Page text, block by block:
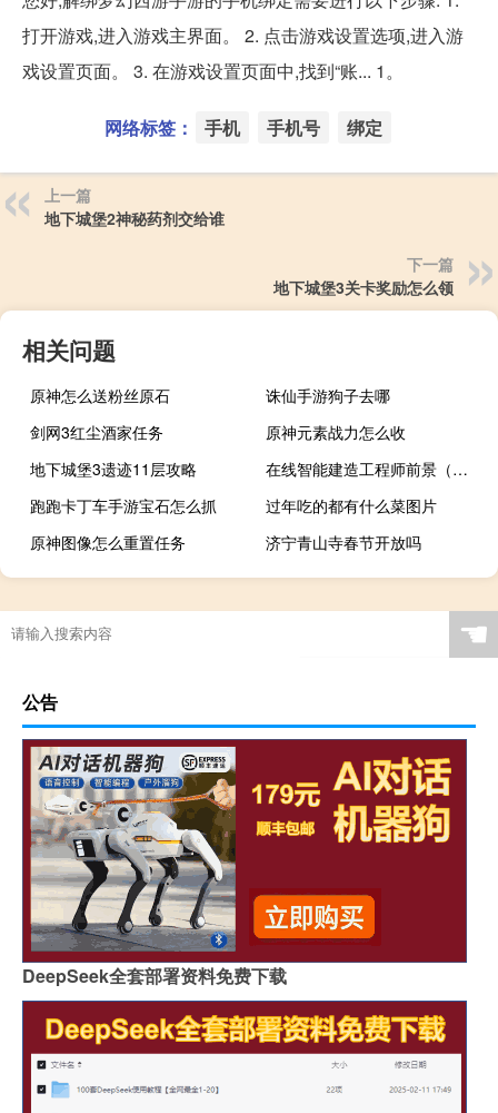
打开游戏,进入游戏主界面。 2. 点击游戏设置选项,进入游
戏设置页面。 3. 在游戏设置页面中,找到“账... 1。
网络标签： 手机 手机号 绑定
上一篇
地下城堡2神秘药剂交给谁
下一篇
地下城堡3关卡奖励怎么领
相关问题
原神怎么送粉丝原石
诛仙手游狗子去哪
剑网3红尘酒家任务
原神元素战力怎么收
地下城堡3遗迹11层攻略
在线智能建造工程师前景（在线智能建站简介）
跑跑卡丁车手游宝石怎么抓
过年吃的都有什么菜图片
原神图像怎么重置任务
济宁青山寺春节开放吗
☚
公告
DeepSeek全套部署资料免费下载